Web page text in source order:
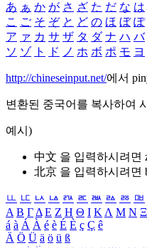
あ ぁ か が さ ざ た だ な は
こ ご そ ぞ と ど の ほ ぼ ぽ
ア ァ カ サ ザ タ ダ ナ ハ バ
ソ ゾ ト ド ノ ホ ボ ポ モ ヨ
http://chineseinput.net/에서
변환된 중국어를 복사하여
예시)
中文 을 입력하시려면
北京 을 입력하시려면
ㅥ ㅦ ㅧ ㅨ ㅩ ㅪ ㅫ ㅬ ㅭ ㅮ
Α Β ΓΔ Ε Ζ Η Θ Ι ΚΛ Μ Ν Ξ
á à Á À é è É È ç Ç ê
Ä Ö Ü ä ö ü ß